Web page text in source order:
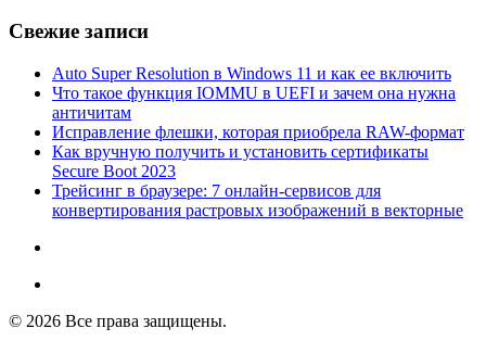
Свежие записи
Auto Super Resolution в Windows 11 и как ее включить
Что такое функция IOMMU в UEFI и зачем она нужна
античитам
Исправление флешки, которая приобрела RAW-формат
Как вручную получить и установить сертификаты
Secure Boot 2023
Трейсинг в браузере: 7 онлайн-сервисов для
конвертирования растровых изображений в векторные
© 2026 Все права защищены.